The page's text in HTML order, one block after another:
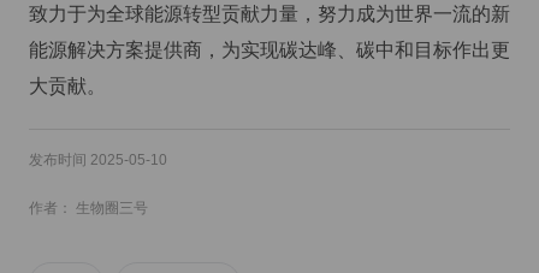
致力于为全球能源转型贡献力量，努力成为世界一流的新
能源解决方案提供商，为实现碳达峰、碳中和目标作出更
大贡献。
发布时间 2025-05-10
作者： 生物圈三号